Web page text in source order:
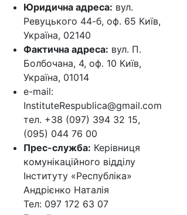
Юридична адреса: вул.
Ревуцького 44-б, оф. 65 Київ,
Україна, 02140
Фактична адреса: вул. П.
Болбочана, 4, оф. 10 Київ,
Україна, 01014
e-mail:
InstituteRespublica@gmail.com
тел. +38 (097) 394 32 15,
(095) 044 76 00
Прес-служба: Керівниця
комунікаційного відділу
Інституту «Республіка»
Андрієнко Наталія
Тел: 097 172 63 07